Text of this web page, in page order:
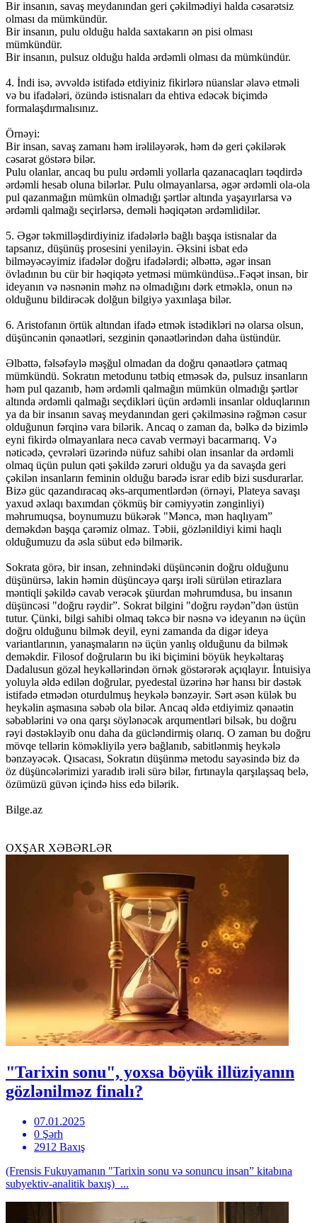
Bir insanın, savaş meydanından geri çəkilmədiyi halda cəsarətsiz
olması da mümkündür.
Bir insanın, pulu olduğu halda saxtakarın ən pisi olması
mümkündür.
Bir insanın, pulsuz olduğu halda ərdəmli olması da mümkündür.
4. İndi isə, əvvəldə istifadə etdiyiniz fikirlərə nüanslar əlavə etməli
və bu ifadələri, özündə istisnaları da ehtiva edəcək biçimdə
formalaşdırmalısınız.
Örnəyi:
Bir insan, savaş zamanı həm irəliləyərək, həm də geri çəkilərək
cəsarət göstərə bilər.
Pulu olanlar, ancaq bu pulu ərdəmli yollarla qazanacaqları təqdirdə
ərdəmli hesab oluna bilərlər. Pulu olmayanlarsa, əgər ərdəmli ola-ola
pul qazanmağın mümkün olmadığı şərtlər altında yaşayırlarsa və
ərdəmli qalmağı seçirlərsə, deməli həqiqətən ərdəmlidilər.
5. Əgər təkmilləşdirdiyiniz ifadələrlə bağlı başqa istisnalar da
tapsanız, düşünüş prosesini yeniləyin. Əksini isbat edə
bilməyəcəyimiz ifadələr doğru ifadələrdi; əlbəttə, əgər insan
övladının bu cür bir həqiqətə yetməsi mümkündüsə..Fəqət insan, bir
ideyanın və nəsnənin məhz nə olmadığını dərk etməklə, onun nə
olduğunu bildirəcək dolğun bilgiyə yaxınlaşa bilər.
6. Aristofanın örtük altından ifadə etmək istədikləri nə olarsa olsun,
düşüncənin qənaətləri, sezginin qənaətlərindən daha üstündür.
Əlbəttə, fəlsəfəylə məşğul olmadan da doğru qənaətlərə çatmaq
mümkündü. Sokratın metodunu tətbiq etməsək də, pulsuz insanların
həm pul qazanıb, həm ərdəmli qalmağın mümkün olmadığı şərtlər
altında ərdəmli qalmağı seçdikləri üçün ərdəmli insanlar olduqlarının
ya da bir insanın savaş meydanından geri çəkilməsinə rəğmən cəsur
olduğunun fərqinə vara bilərik. Ancaq o zaman da, bəlkə də bizimlə
eyni fikirdə olmayanlara necə cavab verməyi bacarmarıq. Və
nəticədə, çevrələri üzərində nüfuz sahibi olan insanlar da ərdəmli
olmaq üçün pulun qəti şəkildə zəruri olduğu ya da savaşda geri
çəkilən insanların feminin olduğu barədə israr edib bizi susdurarlar.
Bizə güc qazandıracaq əks-arqumentlərdən (örnəyi, Plateya savaşı
yaxud əxlaqı baxımdan çökmüş bir cəmiyyətin zənginliyi)
məhrumuqsa, boynumuzu bükərək "Məncə, mən haqlıyam”
deməkdən başqa çarəmiz olmaz. Təbii, gözlənildiyi kimi haqlı
olduğumuzu da əsla sübut edə bilmərik.
Sokrata görə, bir insan, zehnindəki düşüncənin doğru olduğunu
düşünürsə, lakin həmin düşüncəyə qarşı irəli sürülən etirazlara
məntiqli şəkildə cavab verəcək şüurdan məhrumdusa, bu insanın
düşüncəsi "doğru rəydir”. Sokrat bilgini "doğru rəydən”dən üstün
tutur. Çünki, bilgi sahibi olmaq təkcə bir nəsnə və ideyanın nə üçün
doğru olduğunu bilmək deyil, eyni zamanda da digər ideya
variantlarının, yanaşmaların nə üçün yanlış olduğunu da bilmək
deməkdir. Filosof doğruların bu iki biçimini böyük heykəltaraş
Dadalusun gözəl heykəllərindən örnək göstərərək açıqlayır. İntuisiya
yoluyla əldə edilən doğrular, pyedestal üzərinə hər hansı bir dəstək
istifadə etmədən oturdulmuş heykələ bənzəyir. Sərt əsən külək bu
heykəlin aşmasına səbəb ola bilər. Ancaq əldə etdiyimiz qənaətin
səbəblərini və ona qarşı söylənəcək arqumentləri bilsək, bu doğru
rəyi dəstəkləyib onu daha da gücləndirmiş olarıq. O zaman bu doğru
mövqe tellərin köməkliyilə yerə bağlanıb, sabitlənmiş heykələ
bənzəyəcək. Qısacası, Sokratın düşünmə metodu sayəsində biz də
öz düşüncələrimizi yaradıb irəli sürə bilər, fırtınayla qarşılaşsaq belə,
özümüzü güvən içində hiss edə bilərik.
Bilge.az
OXŞAR XƏBƏRLƏR
"Tarixin sonu", yoxsa böyük illüziyanın
gözlənilməz finalı?
07.01.2025
0 Şərh
2912 Baxış
(Frensis Fukuyamanın "Tarixin sonu və sonuncu insan” kitabına
subyektiv-analitik baxış) ...